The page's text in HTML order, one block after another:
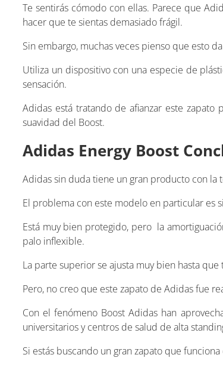
Te sentirás cómodo con ellas. Parece que
hacer que te sientas demasiado frágil.
Sin embargo, muchas veces pienso que esto
Utiliza un dispositivo con una especie de
sensación.
Adidas está tratando de afianzar este
suavidad del Boost.
Adidas Energy Boost
Adidas sin duda tiene un gran producto con la
El problema con este modelo en particular es
Está muy bien protegido, pero la
palo inflexible.
La parte superior se ajusta muy bien hasta
Pero, no creo que este zapato de Adidas fue
Con el fenómeno Boost Adidas han
universitarios y centros de salud de alta
Si estás buscando un gran zapato que